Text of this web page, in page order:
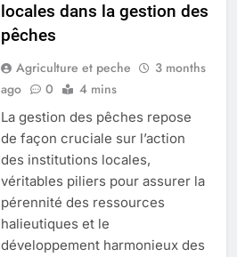
locales dans la gestion des
pêches
Agriculture et peche
3 months
ago
0 4 mins
La gestion des pêches repose
de façon cruciale sur l’action
des institutions locales,
véritables piliers pour assurer la
pérennité des ressources
halieutiques et le
développement harmonieux des